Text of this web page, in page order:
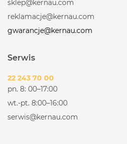
sklep@kernau.com
reklamacje@kernau.com
gwarancje@kernau.com
Serwis
22 243 70 00
pn. 8: 00–17:00
wt.-pt. 8:00–16:00
serwis@kernau.com